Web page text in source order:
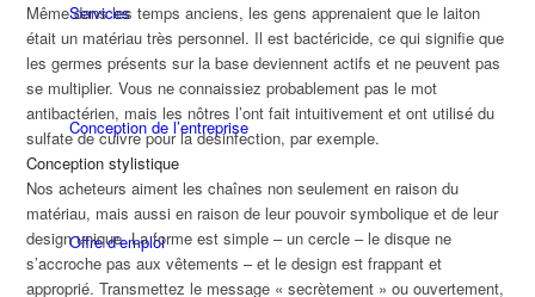
Services
Conception de l’entreprise
Offre d’emploi
Même dans les temps anciens, les gens apprenaient que le laiton
était un matériau très personnel. Il est bactéricide, ce qui signifie que
les germes présents sur la base deviennent actifs et ne peuvent pas
se multiplier. Vous ne connaissiez probablement pas le mot
antibactérien, mais les nôtres l’ont fait intuitivement et ont utilisé du
sulfate de cuivre pour la désinfection, par exemple.
Conception stylistique
Nos acheteurs aiment les chaînes non seulement en raison du
matériau, mais aussi en raison de leur pouvoir symbolique et de leur
design unique. La forme est simple – un cercle – le disque ne
s’accroche pas aux vêtements – et le design est frappant et
approprié. Transmettez le message « secrètement » ou ouvertement,